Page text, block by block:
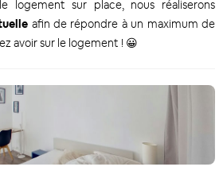
logement sur place, nous réaliserons
afin de répondre à un maximum de
avoir sur le logement ! 😀